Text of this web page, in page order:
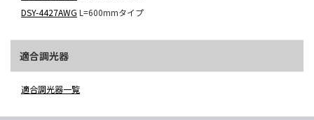
DSY-4427AWG L=600mmタイプ
適合調光器
適合調光器一覧